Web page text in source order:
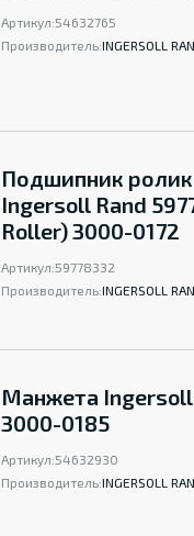
Артикул:54632765
Производитель:INGERSOLL
Подшипник
Ingersoll Rand
Roller) 3000-0172
Артикул:59778332
Производитель:INGERSOLL
Манжета Ingersoll
3000-0185
Артикул:54632930
Производитель:INGERSOLL